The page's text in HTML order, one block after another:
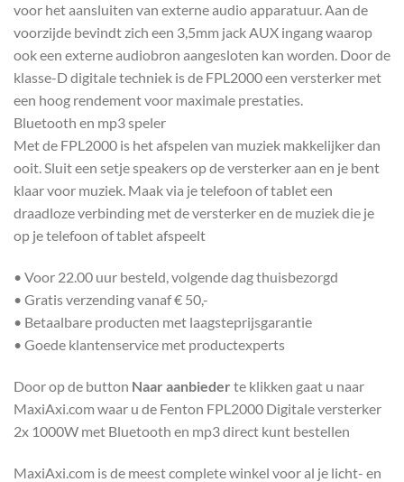
voor het aansluiten van externe audio apparatuur. Aan de
voorzijde bevindt zich een 3,5mm jack AUX ingang waarop
ook een externe audiobron aangesloten kan worden. Door de
klasse-D digitale techniek is de FPL2000 een versterker met
een hoog rendement voor maximale prestaties.
Bluetooth en mp3 speler
Met de FPL2000 is het afspelen van muziek makkelijker dan
ooit. Sluit een setje speakers op de versterker aan en je bent
klaar voor muziek. Maak via je telefoon of tablet een
draadloze verbinding met de versterker en de muziek die je
op je telefoon of tablet afspeelt
• Voor 22.00 uur besteld, volgende dag thuisbezorgd
• Gratis verzending vanaf € 50,-
• Betaalbare producten met laagsteprijsgarantie
• Goede klantenservice met productexperts
Door op de button Naar aanbieder te klikken gaat u naar
MaxiAxi.com waar u de Fenton FPL2000 Digitale versterker
2x 1000W met Bluetooth en mp3 direct kunt bestellen
MaxiAxi.com is de meest complete winkel voor al je licht- en